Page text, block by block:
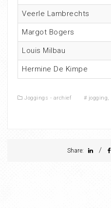
Veerle Lambrechts
Margot Bogers
Louis Milbau
Hermine De Kimpe
Joggings - archief # jogging,
Share: /